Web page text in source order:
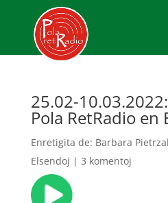
25.02-
Pola RetRadio en
Enretigita de: Barbara
Elsendoj | 3 komentoj